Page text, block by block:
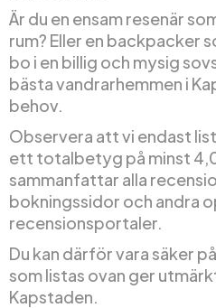
Är du en ensam resenär
rum? Eller en backpacker
bo i en billig och mysig
bästa vandrarhemmen i
behov.
Observera att vi endast
ett totalbetyg på minst
sammanfattar alla
bokningssidor och andra
recensionsportaler.
Du kan därför vara säker
som listas ovan ger
Kapstaden.